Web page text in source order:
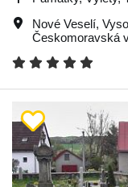
Nové Veselí,
Českomoravská